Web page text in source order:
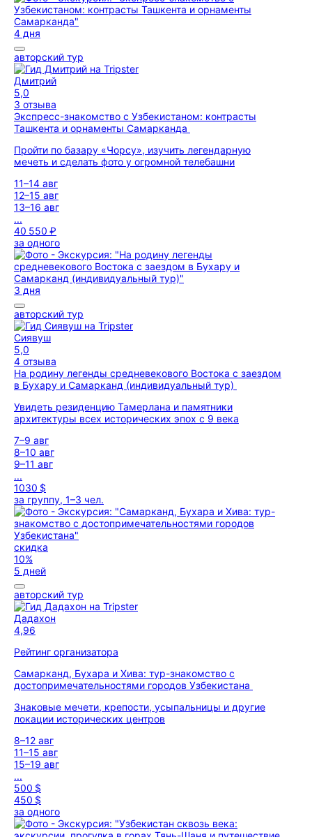
4 дня
авторский тур
Дмитрий
5,0
3 отзыва
Экспресс-знакомство с Узбекистаном: контрасты
Ташкента и орнаменты Самарканда
Пройти по базару «Чорсу», изучить легендарную
мечеть и сделать фото у огромной телебашни
11–14 авг
12–15 авг
13–16 авг
...
40 550 ₽
за одного
3 дня
авторский тур
Сиявуш
5,0
4 отзыва
На родину легенды средневекового Востока с заездом
в Бухару и Самарканд (индивидуальный тур)
Увидеть резиденцию Тамерлана и памятники
архитектуры всех исторических эпох с 9 века
7–9 авг
8–10 авг
9–11 авг
...
1030 $
за группу, 1–3 чел.
скидка
10%
5 дней
авторский тур
Дадахон
4,96
Рейтинг организатора
Самарканд, Бухара и Хива: тур-знакомство с
достопримечательностями городов Узбекистана
Знаковые мечети, крепости, усыпальницы и другие
локации исторических центров
8–12 авг
11–15 авг
15–19 авг
...
500 $
450 $
за одного